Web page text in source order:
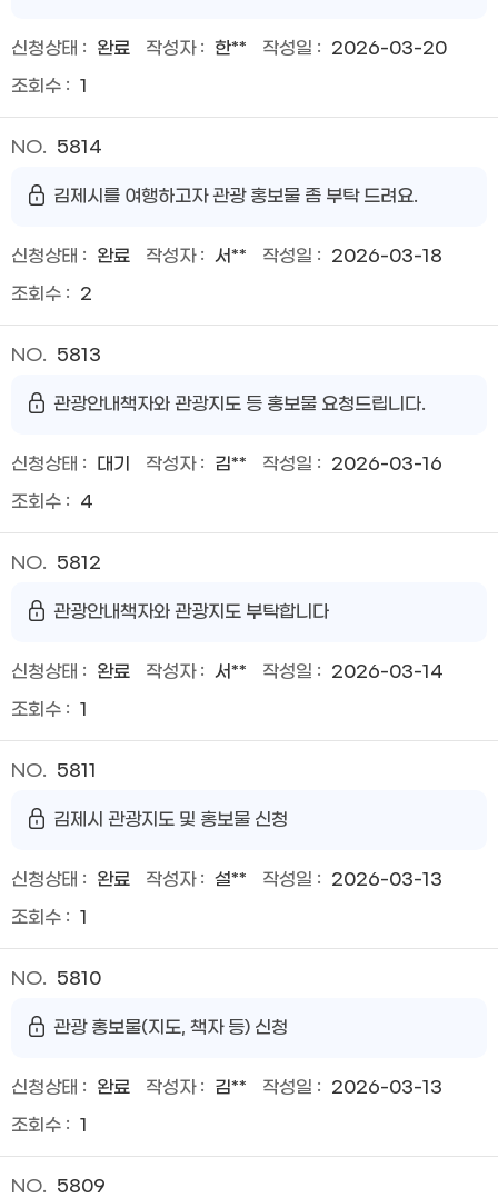
완료 한**
2026-03-20
1
5814
김제시를 여행하고자 관광 홍보물 좀 부탁 드려요.
완료 서**
2026-03-18
2
5813
관광안내책자와 관광지도 등 홍보물 요청드립니다.
대기 김**
2026-03-16
4
5812
관광안내책자와 관광지도 부탁합니다
완료 서**
2026-03-14
1
5811
김제시 관광지도 및 홍보물 신청
완료 설**
2026-03-13
1
5810
관광 홍보물(지도, 책자 등) 신청
완료 김**
2026-03-13
1
5809